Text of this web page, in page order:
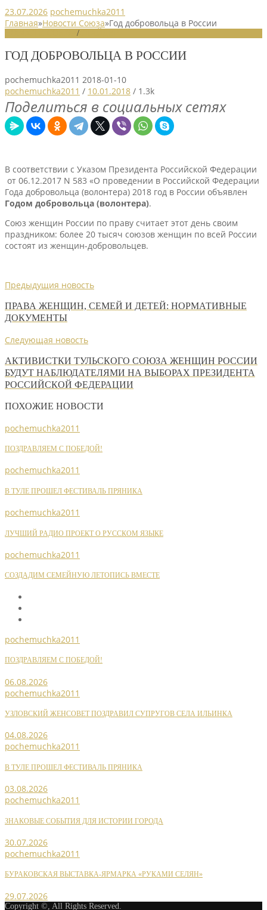
23.07.2026 pochemuchka2011
Главная»Новости Союза»Год добровольца в России
/
ГОД ДОБРОВОЛЬЦА В РОССИИ
pochemuchka2011 2018-01-10
pochemuchka2011 / 10.01.2018 / 1.3k
Поделиться в социальных сетях
В соответствии с Указом Президента Российской Федерации
от 06.12.2017 N 583 «О проведении в Российской Федерации
Года добровольца (волонтера) 2018 год в России объявлен
Годом добровольца (волонтера).
Союз женщин России по праву считает этот день своим
праздником: более 20 тысяч союзов женщин по всей России
состоят из женщин-добровольцев.
Предыдущия новость
ПРАВА ЖЕНЩИН, СЕМЕЙ И ДЕТЕЙ: НОРМАТИВНЫЕ
ДОКУМЕНТЫ
Следующая новость
АКТИВИСТКИ ТУЛЬСКОГО СОЮЗА ЖЕНЩИН РОССИИ
БУДУТ НАБЛЮДАТЕЛЯМИ НА ВЫБОРАХ ПРЕЗИДЕНТА
РОССИЙСКОЙ ФЕДЕРАЦИИ
ПОХОЖИЕ НОВОСТИ
pochemuchka2011
ПОЗДРАВЛЯЕМ С ПОБЕДОЙ!
pochemuchka2011
В ТУЛЕ ПРОШЕЛ ФЕСТИВАЛЬ ПРЯНИКА
pochemuchka2011
ЛУЧШИЙ РАДИО ПРОЕКТ О РУССКОМ ЯЗЫКЕ
pochemuchka2011
СОЗДАДИМ СЕМЕЙНУЮ ЛЕТОПИСЬ ВМЕСТЕ
pochemuchka2011
ПОЗДРАВЛЯЕМ С ПОБЕДОЙ!
06.08.2026
pochemuchka2011
УЗЛОВСКИЙ ЖЕНСОВЕТ ПОЗДРАВИЛ СУПРУГОВ СЕЛА ИЛЬИНКА
04.08.2026
pochemuchka2011
В ТУЛЕ ПРОШЕЛ ФЕСТИВАЛЬ ПРЯНИКА
03.08.2026
pochemuchka2011
ЗНАКОВЫЕ СОБЫТИЯ ДЛЯ ИСТОРИИ ГОРОДА
30.07.2026
pochemuchka2011
БУРАКОВСКАЯ ВЫСТАВКА-ЯРМАРКА «РУКАМИ СЕЛЯН»
29.07.2026
Copyright ©, All Rights Reserved.